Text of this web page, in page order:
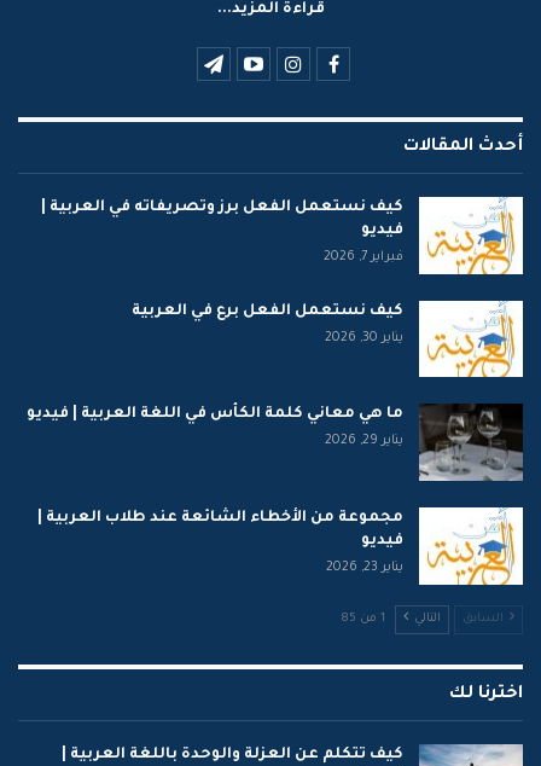
قراءة المزيد...
أحدث المقالات
كيف نستعمل الفعل برز وتصريفاته في العربية |
فيديو
فبراير 7, 2026
كيف نستعمل الفعل برع في العربية
يناير 30, 2026
ما هي معاني كلمة الكأس في اللغة العربية | فيديو
يناير 29, 2026
مجموعة من الأخطاء الشائعة عند طلاب العربية |
فيديو
يناير 23, 2026
السابق التالي 1 من 85
اخترنا لك
كيف تتكلم عن العزلة والوحدة باللغة العربية |